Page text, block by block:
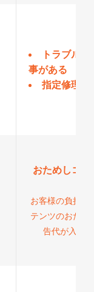
トラブル
事がある
指定修理以
おためしコン
お客様の負担が
テンツのおため
告代が入る